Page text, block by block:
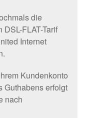
die
FLAT-Tarif
Internet
Kundenkonto
Guthabens erfolgt
nach